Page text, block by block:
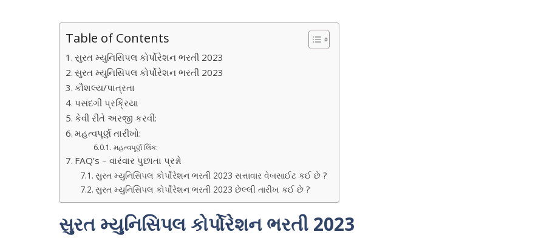
Table of Contents
સુરત મ્યુનિસિપલ કોર્પોરેશન ભરતી 2023
સુરત મ્યુનિસિપલ કોર્પોરેશન ભરતી 2023
કૌશલ્ય/પાત્રતા
પસંદગી પ્રક્રિયા
કેવી રીતે અરજી કરવી:
મહત્વપૂર્ણ તારીખો:
મહત્વપૂર્ણ લિંક:
FAQ’s – વારંવાર પુછાતા પ્રશ્નો
સુરત મ્યુનિસિપલ કોર્પોરેશન ભરતી 2023 સત્તાવાર વેબસાઈટ કઈ છે ?
સુરત મ્યુનિસિપલ કોર્પોરેશન ભરતી 2023 છેલ્લી તારીખ કઈ છે ?
સુરત મ્યુનિસિપલ કોર્પોરેશન ભરતી 2023